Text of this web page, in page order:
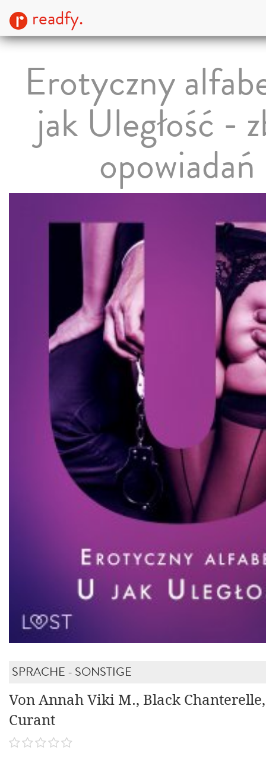
readfy.
Erotyczny
jak Uległość -
opowiadań
SPRACHE - SONSTIGE
Von Annah Viki M., Black
Curant